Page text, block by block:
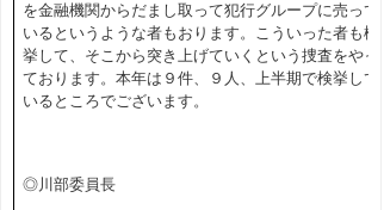
を金融機関からだまし取って犯行グループに売って
いるというような者もおります。こういった者も検
挙して、そこから突き上げていくという捜査をやっ
ております。本年は９件、９人、上半期で検挙して
いるところでございます。
◎川部委員長